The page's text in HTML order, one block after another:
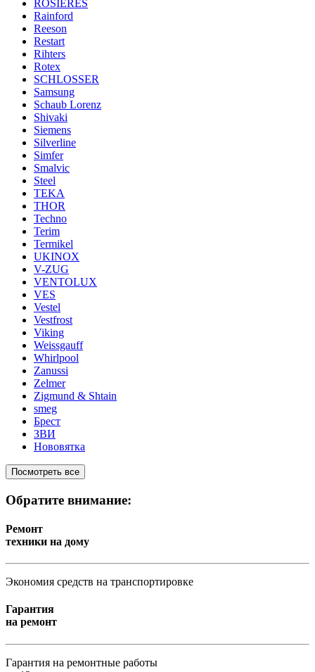
ROSIERES
Rainford
Reeson
Restart
Rihters
Rotex
SCHLOSSER
Samsung
Schaub Lorenz
Shivaki
Siemens
Silverline
Simfer
Smalvic
Steel
TEKA
THOR
Techno
Terim
Termikel
UKINOX
V-ZUG
VENTOLUX
VES
Vestel
Vestfrost
Viking
Weissgauff
Whirlpool
Zanussi
Zelmer
Zigmund & Shtain
smeg
Брест
ЗВИ
Нововятка
Посмотреть все
Обратите внимание:
Ремонт
техники на дому
Экономия средств на транспортировке
Гарантия
на ремонт
Гарантия на ремонтные работы